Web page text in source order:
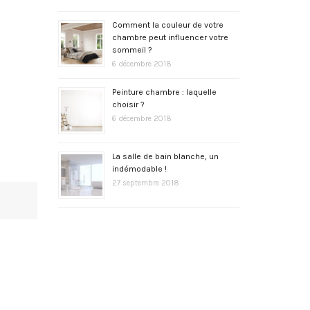
Comment la couleur de votre
chambre peut influencer votre
sommeil ?
6 décembre 2018
Peinture chambre : laquelle
choisir ?
6 décembre 2018
La salle de bain blanche, un
indémodable !
27 septembre 2018